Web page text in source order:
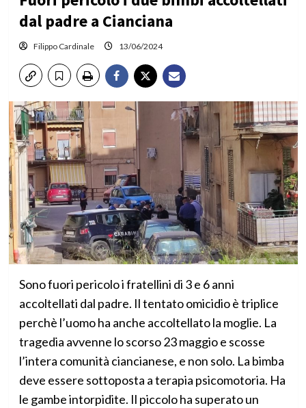
dal padre a Cianciana
Filippo Cardinale 13/06/2024
Sono fuori pericolo i fratellini di 3 e 6 anni
accoltellati dal padre. Il tentato omicidio è triplice
perchè l’uomo ha anche accoltellato la moglie. La
tragedia avvenne lo scorso 23 maggio e scosse
l’intera comunità ciancianese, e non solo. La bimba
deve essere sottoposta a terapia psicomotoria. Ha
le gambe intorpidite. Il piccolo ha superato un